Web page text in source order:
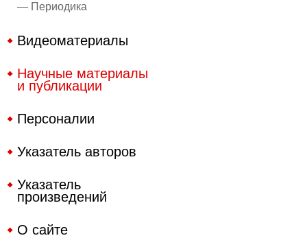
— Периодика
Видеоматериалы
Научные материалы
и публикации
Персоналии
Указатель авторов
Указатель
произведений
О сайте